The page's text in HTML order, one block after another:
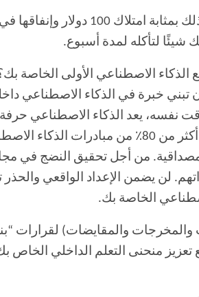
هذا لا يعني أنك بحاجة إلى شراء
شيئًا لتأكله لمدة أسبوع.
الاصطناعي الأولى الخاصة
خبرة في الذكاء الاصطناعي
نفسه، يعد الذكاء الاصطناعي
، تفشل أكثر من 80٪ من مبادرات
من أجل تحقيق النضج في
لن يضمن الإعداد الواقعي
الخاصة بك.
والمخرجات والمقايضات)
تعزيز منحنى التعلم الداخلي